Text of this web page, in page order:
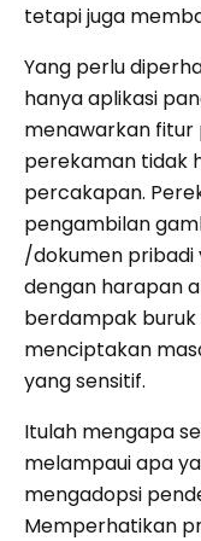
tetapi juga
Yang perlu
hanya aplikasi
menawarkan fitur
perekaman tidak
percakapan.
pengambilan
/dokumen pribadi
dengan harapan
berdampak
menciptakan
yang sensitif.
Itulah mengapa
melampaui apa
mengadopsi
Memperhatikan